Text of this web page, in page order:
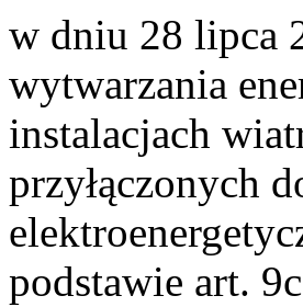
w dniu 28 lipca
wytwarzania
instalacjach
przyłączonych
podstawie art.